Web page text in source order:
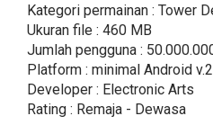
Kategori permainan : Tower
Ukuran file : 460 MB
Jumlah pengguna :
Platform : minimal Android
Developer : Electronic Arts
Rating : Remaja - Dewasa